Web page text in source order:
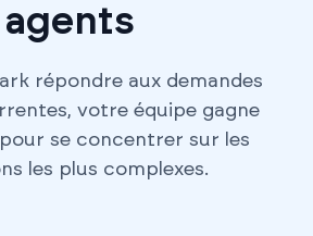
agents
répondre aux demandes
votre équipe gagne
se concentrer sur les
les plus complexes.